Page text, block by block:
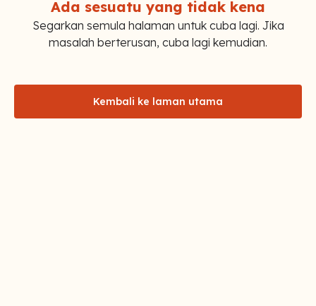
Ada sesuatu yang tidak kena
Segarkan semula halaman untuk cuba lagi. Jika
masalah berterusan, cuba lagi kemudian.
Kembali ke laman utama